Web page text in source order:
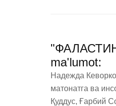
ma'lumot:
Надежда
матонатга ва
Қуддус, Ғарбий